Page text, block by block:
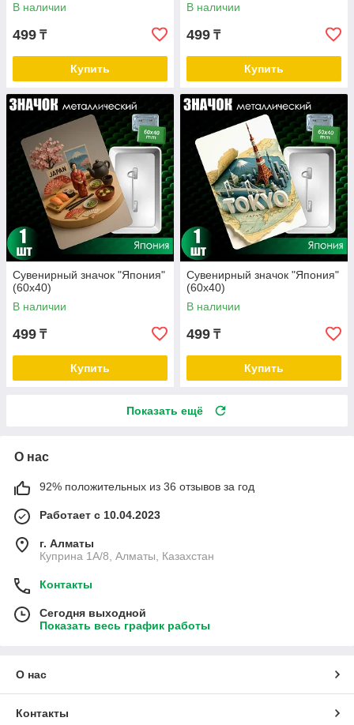
В наличии
499 ₸
Купить
В наличии
499 ₸
Купить
Сувенирный значок "Япония"
(60х40)
В наличии
499 ₸
Купить
Сувенирный значок "Япония"
(60х40)
В наличии
499 ₸
Купить
Показать ещё
О нас
92% положительных из 36 отзывов за год
Работает с 10.04.2023
г. Алматы
Куприна 1A/8, Алматы, Казахстан
Контакты
Сегодня выходной
Показать весь график работы
О нас
Контакты